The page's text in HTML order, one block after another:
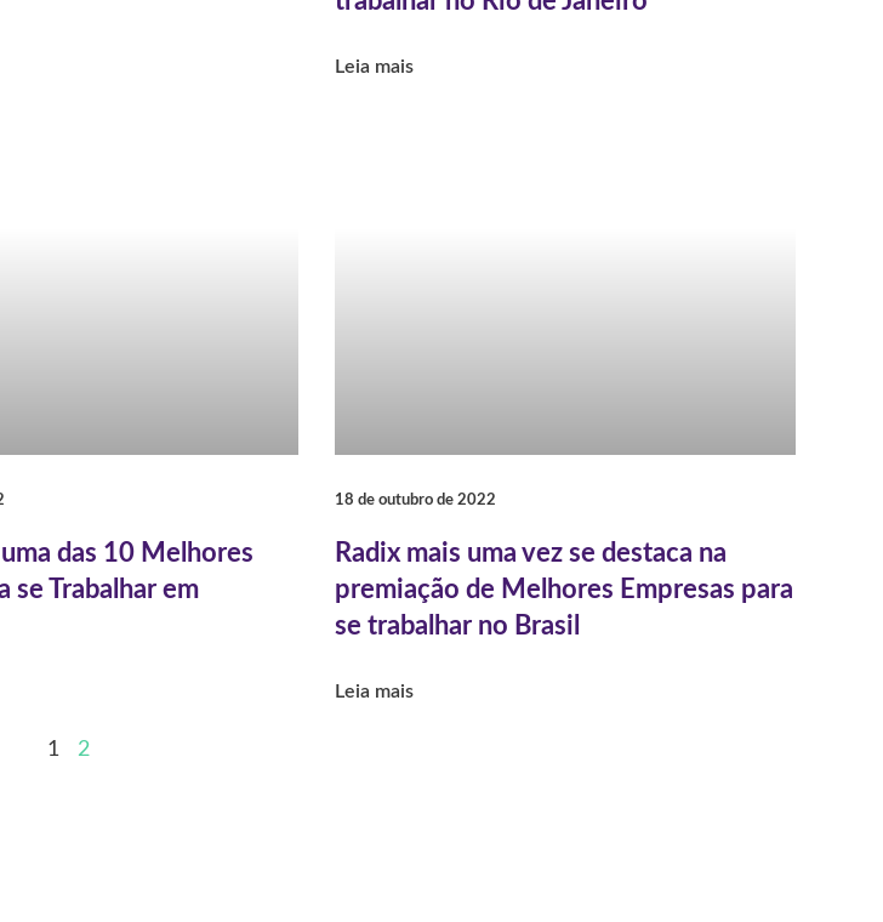
Leia mais
das 10 Melhores
se Trabalhar em
Radix mais uma vez se destaca na
premiação de Melhores Empresas para
se trabalhar no Brasil
Leia mais
18 de outubro de 2022
1 2